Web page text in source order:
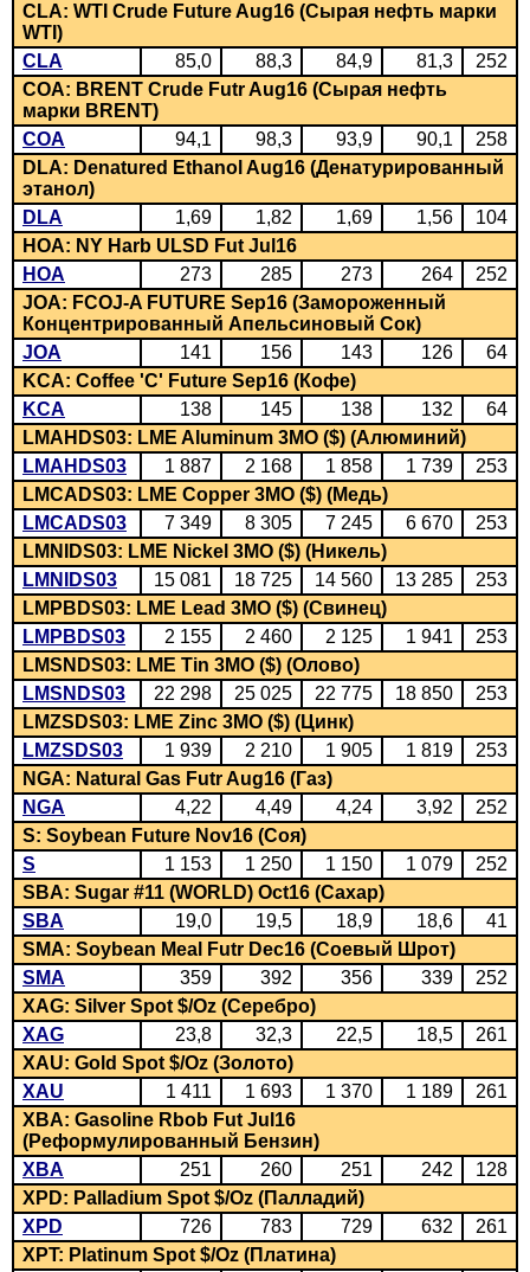
CLA: WTI Crude Future Aug16 (Сырая нефть марки
WTI)
CLA
85,0 88,3 84,9 81,3
252
COA: BRENT Crude Futr Aug16 (Сырая нефть
марки BRENT)
COA
94,1 98,3 93,9 90,1
258
DLA: Denatured Ethanol Aug16 (Денатурированный
этанол)
DLA
1,69 1,82 1,69 1,56
104
HOA: NY Harb ULSD Fut Jul16
HOA
273 285 273 264
252
JOA: FCOJ-A FUTURE Sep16 (Замороженный
Концентрированный Апельсиновый Сок)
JOA
141 156 143 126
64
KCA: Coffee 'C' Future Sep16 (Кофе)
KCA
138 145 138 132
64
LMAHDS03: LME Aluminum 3MO ($) (Алюминий)
LMAHDS03
1 887 2 168 1 858 1 739
253
LMCADS03: LME Copper 3MO ($) (Медь)
LMCADS03
7 349 8 305 7 245 6 670
253
LMNIDS03: LME Nickel 3MO ($) (Никель)
LMNIDS03
15 081 18 725 14 560 13 285
253
LMPBDS03: LME Lead 3MO ($) (Свинец)
LMPBDS03
2 155 2 460 2 125 1 941
253
LMSNDS03: LME Tin 3MO ($) (Олово)
LMSNDS03
22 298 25 025 22 775 18 850
253
LMZSDS03: LME Zinc 3MO ($) (Цинк)
LMZSDS03
1 939 2 210 1 905 1 819
253
NGA: Natural Gas Futr Aug16 (Газ)
NGA
4,22 4,49 4,24 3,92
252
S: Soybean Future Nov16 (Соя)
S
1 153 1 250 1 150 1 079
252
SBA: Sugar #11 (WORLD) Oct16 (Сахар)
SBA
19,0 19,5 18,9 18,6
41
SMA: Soybean Meal Futr Dec16 (Соевый Шрот)
SMA
359 392 356 339
252
XAG: Silver Spot $/Oz (Серебро)
XAG
23,8 32,3 22,5 18,5
261
XAU: Gold Spot $/Oz (Золото)
XAU
1 411 1 693 1 370 1 189
261
XBA: Gasoline Rbob Fut Jul16
(Реформулированный Бензин)
XBA
251 260 251 242
128
XPD: Palladium Spot $/Oz (Палладий)
XPD
726 783 729 632
261
XPT: Platinum Spot $/Oz (Платина)